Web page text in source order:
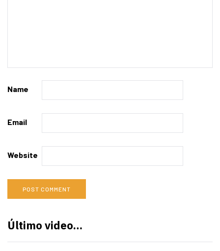
Name
Email
Website
Último video…